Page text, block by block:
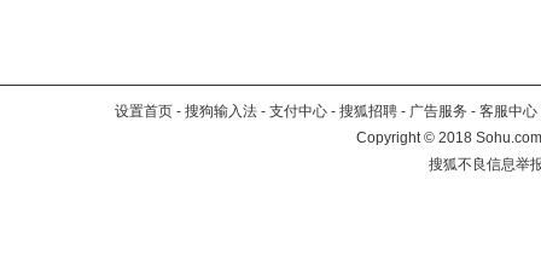
设置首页 - 搜狗输入法 - 支付中心 - 搜狐招聘 - 广告服务 - 客服中心
Copyright©2018
搜狐不良信息举